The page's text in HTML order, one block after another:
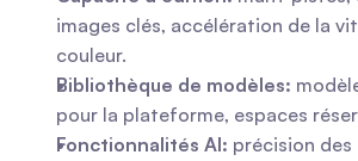
images clés, accélération de la
couleur.
Bibliothèque de modèles:
pour la plateforme, espaces
Fonctionnalités AI: précision des